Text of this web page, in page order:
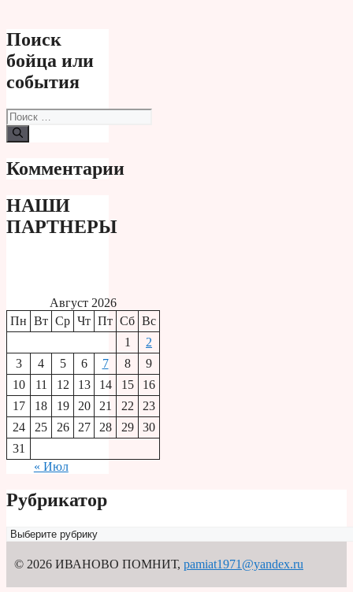
Поиск
бойца или
события
Поиск:
Комментарии
НАШИ
ПАРТНЕРЫ
Август 2026
Пн Вт Ср Чт Пт Сб Вс
1
2
3
4 5 6 7 8
9
10
11 12 13 14 15
16
17
18 19 20 21 22
23
24
25 26 27 28 29
30
31
« Июл
Рубрикатор
Рубрикатор
© 2026 ИВАНОВО ПОМНИТ, pamiat1971@yandex.ru